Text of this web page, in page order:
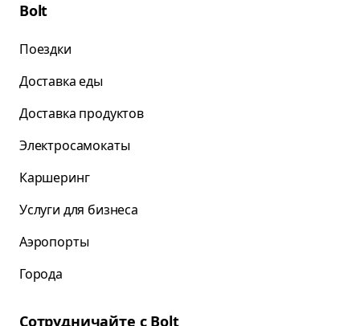
Bolt
Поездки
Доставка еды
Доставка продуктов
Электросамокаты
Каршеринг
Услуги для бизнеса
Аэропорты
Города
Сотрудничайте с Bolt